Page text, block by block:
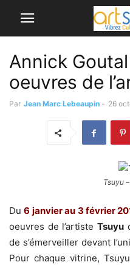
Annick
oeuvres de
Par Jean Marc Lebeaupin - 26
Tsuyu
Du6 janvier au 3 février
oeuvres de l’artisteTsuyu
de s’émerveiller devant
Pour chaque vitrine,